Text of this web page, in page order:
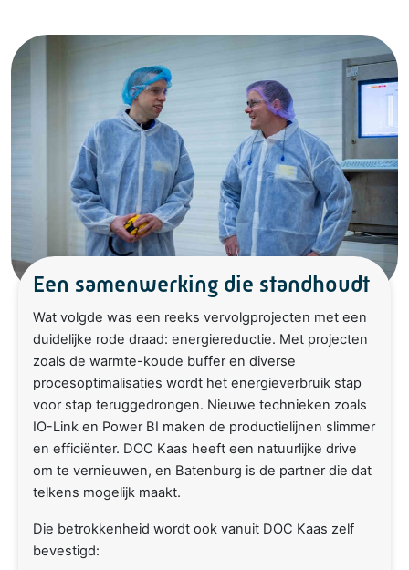
Een samenwerking die standhoudt
Wat volgde was een reeks vervolgprojecten met een
duidelijke rode draad: energiereductie. Met projecten
zoals de warmte-koude buffer en diverse
procesoptimalisaties wordt het energieverbruik stap
voor stap teruggedrongen. Nieuwe technieken zoals
IO-Link en Power BI maken de productielijnen slimmer
en efficiënter. DOC Kaas heeft een natuurlijke drive
om te vernieuwen, en Batenburg is de partner die dat
telkens mogelijk maakt.
Die betrokkenheid wordt ook vanuit DOC Kaas zelf
bevestigd: